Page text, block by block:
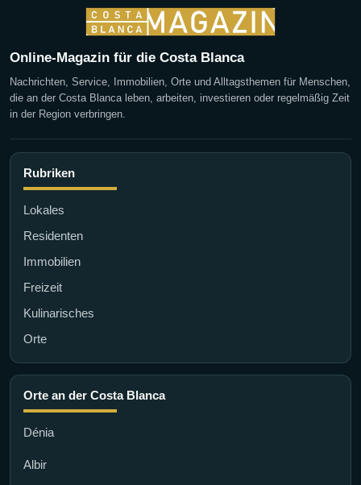
Online-Magazin für die Costa Blanca
Nachrichten, Service, Immobilien, Orte und Alltagsthemen für Menschen,
die an der Costa Blanca leben, arbeiten, investieren oder regelmäßig Zeit
in der Region verbringen.
Rubriken
Lokales
Residenten
Immobilien
Freizeit
Kulinarisches
Orte
Orte an der Costa Blanca
Dénia
Albir